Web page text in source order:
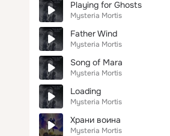
Playing for Ghosts
Mysteria Mortis
Father Wind
Mysteria Mortis
Song of Mara
Mysteria Mortis
Loading
Mysteria Mortis
Храни воина
Mysteria Mortis